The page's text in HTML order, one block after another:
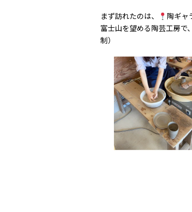
まず訪れたのは、
陶ギャ
富士山を望める陶芸工房で
制）